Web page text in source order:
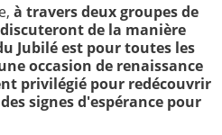
à travers deux groupes de
de la manière
Jubilé est pour toutes les
occasion de renaissance
privilégié pour redécouvrir
signes d'espérance pour